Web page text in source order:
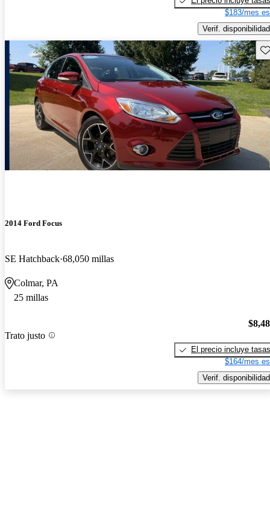
$183/mes
Verif. disponibilidad
2014 Ford Focus
SE Hatchback 68,050 millas
Colmar, PA
25 millas
Trato justo
El precio incluye tasas
$164/mes
Verif. disponibilidad